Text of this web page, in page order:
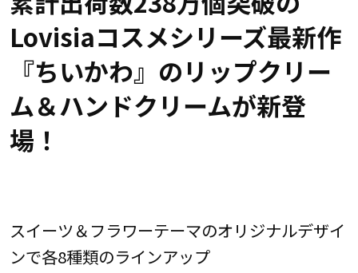
Lovisiaコスメシリーズ最新作
『ちいかわ』のリップクリー
ム＆ハンドクリームが新登
場！
スイーツ＆フラワーテーマのオリジナルデザイ
ンで各8種類のラインアップ